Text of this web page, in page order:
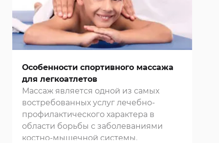
Особенности спортивного массажа
для легкоатлетов
Массаж является одной из самых
востребованных услуг лечебно-
профилактического характера в
области борьбы с заболеваниями
костно-мышечной системы.